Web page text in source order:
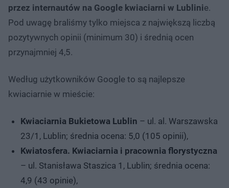
przez internautów na Google kwiaciarni w Lublinie.
Pod uwagę braliśmy tylko miejsca z największą liczbą
pozytywnych opinii (minimum 30) i średnią ocen
przynajmniej 4,5.
Według użytkowników Google to są najlepsze
kwiaciarnie w mieście:
Kwiaciarnia Bukietowa Lublin – ul. al. Warszawska
23/1, Lublin; średnia ocena: 5,0 (105 opinii),
Kwiatosfera. Kwiaciarnia i pracownia florystyczna
– ul. Stanisława Staszica 1, Lublin; średnia ocena:
4,9 (43 opinie),